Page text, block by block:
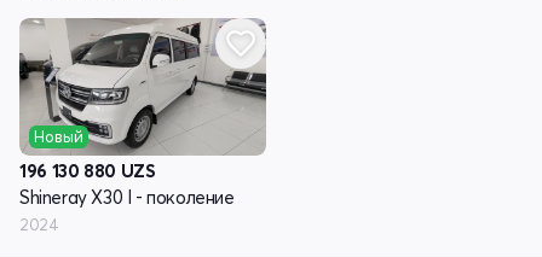
Новый
196 130 880 UZS
Shineray X30 I - поколение
2024